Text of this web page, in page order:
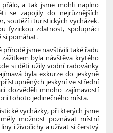
a tak jsme mohli naplno
se zapojily do nejrůznějších
soutěží i turistických vycházek.
fyzickou zdatnost, spolupráci
si pomáhat.
přírodě jsme navštívili také řadu
byla návštěva krytého
si děti užily vodní radovánky
byla exkurze do jeskyně
jeskyní ve střední
dozvěděli mnoho zajímavostí
tohoto jedinečného místa.
vycházky, při kterých jsme
možnost poznávat místní
i živočichy a užívat si čerstvý